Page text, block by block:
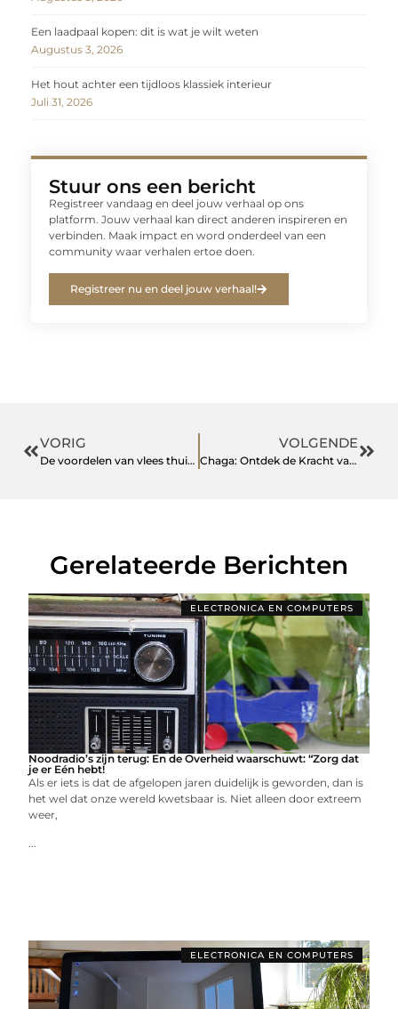
Een laadpaal kopen: dit is wat je wilt weten
Augustus 3, 2026
Het hout achter een tijdloos klassiek interieur
Juli 31, 2026
Stuur ons een bericht
Registreer vandaag en deel jouw verhaal op ons
platform. Jouw verhaal kan direct anderen inspireren en
verbinden. Maak impact en word onderdeel van een
community waar verhalen ertoe doen.
Registreer nu en deel jouw verhaal!
VORIG
De voordelen van vlees thuisbezorgd krijgen: Gemak en kwaliteit
VOLGENDE
Chaga: Ontdek de Kracht van deze Medicinale Paddenstoel
Gerelateerde Berichten
ELECTRONICA EN COMPUTERS
Noodradio’s zijn terug: En de Overheid waarschuwt: “Zorg dat
je er Eén hebt!
Als er iets is dat de afgelopen jaren duidelijk is geworden, dan is
het wel dat onze wereld kwetsbaar is. Niet alleen door extreem
weer,
...
ELECTRONICA EN COMPUTERS